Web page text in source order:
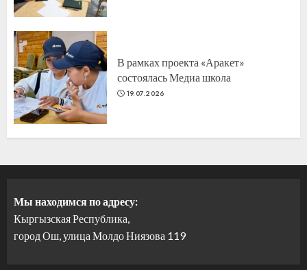
В рамках проекта «Аракет»
состоялась Медиа школа
19.07.2026
Мы находимся по адресу:
Кыргызская Республика,
город Ош, улица Молдо Ниязова 119